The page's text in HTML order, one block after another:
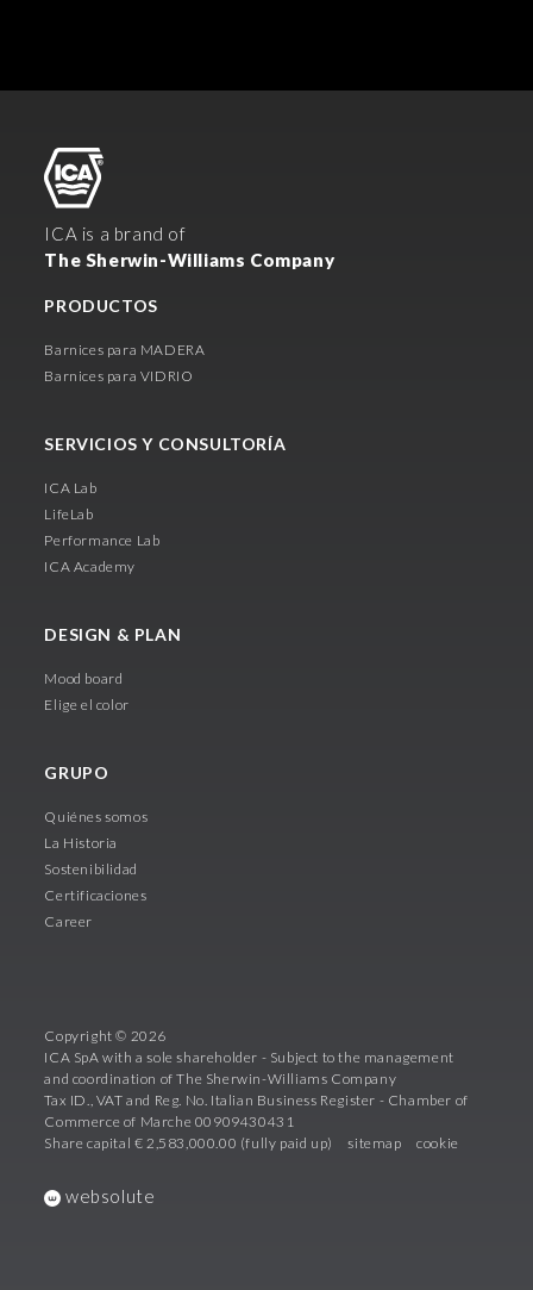
ICA is a brand of
The Sherwin-Williams Company
PRODUCTOS
Barnices para MADERA
Barnices para VIDRIO
SERVICIOS Y CONSULTORÍA
ICA Lab
LifeLab
Performance Lab
ICA Academy
DESIGN & PLAN
Mood board
Elige el color
GRUPO
Quiénes somos
La Historia
Sostenibilidad
Certificaciones
Career
Copyright © 2026
ICA SpA with a sole shareholder - Subject to the management
and coordination of The Sherwin-Williams Company
Tax ID., VAT and Reg. No. Italian Business Register - Chamber of
Commerce of Marche 00909430431
Share capital € 2,583,000.00 (fully paid up)
sitemap cookie
websolute